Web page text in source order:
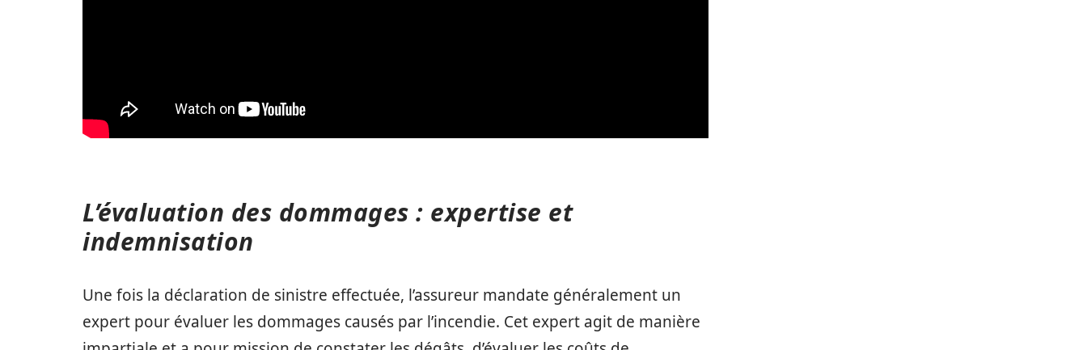
L’évaluation des dommages : expertise et
indemnisation
Une fois la déclaration de sinistre effectuée, l’assureur mandate généralement un
expert pour évaluer les dommages causés par l’incendie. Cet expert agit de manière